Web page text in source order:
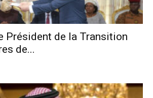
Président de la Transition
de...